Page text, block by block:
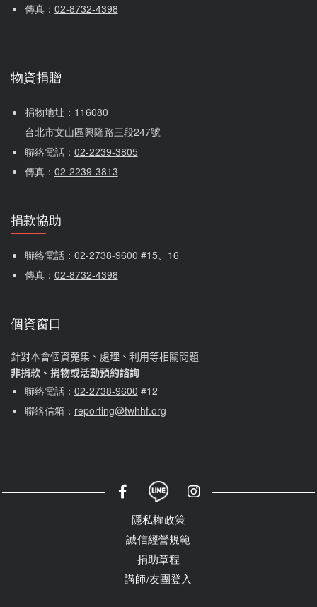
傳真： 02-8732-4398
物資捐贈
捐物地址：116080
台北市文山區興隆路三段247號
聯絡電話： 02-2239-3805
傳真： 02-2239-3813
捐款協助
聯絡電話： 02-2738-9600 #15、16
傳真： 02-8732-4398
個資窗口
針對本會個資蒐集、處理、利用等相關問題
非捐款、捐物或活動預約諮詢
聯絡電話： 02-2738-9600 #12
聯絡信箱： reporting@twhhf.org
社群選單
隱私權政策
誠信經營規範
捐助章程
講師/友團登入